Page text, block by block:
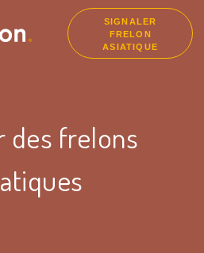
SIGNALER
FRELON
ASIATIQUE
des frelons